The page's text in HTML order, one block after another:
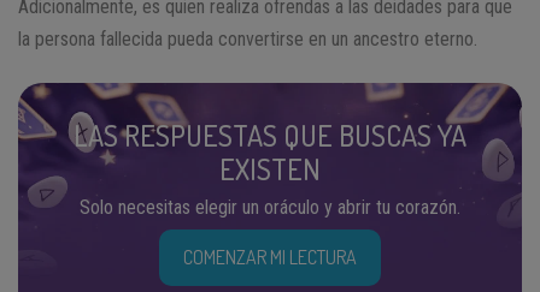
Adicionalmente, es quien realiza ofrendas a las deidades para que
la persona fallecida pueda convertirse en un ancestro eterno.
LAS RESPUESTAS QUE BUSCAS YA
EXISTEN
Solo necesitas elegir un oráculo y abrir tu corazón.
COMENZAR MI LECTURA